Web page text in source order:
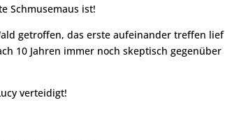
Schmusemaus ist!
getroffen, das erste aufeinander treffen lief
10 Jahren immer noch skeptisch gegenüber
verteidigt!